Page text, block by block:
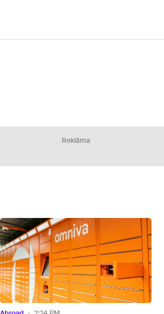
Reklāma